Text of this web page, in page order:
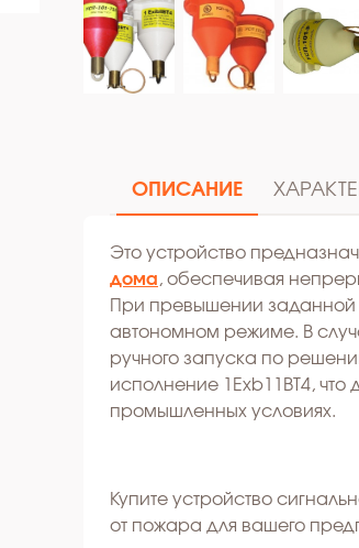
ОПИСАНИЕ
Это устройство
дома, обеспечивая
При превышении
автономном режиме. В
ручного запуска по
исполнение 1Exb11BT4,
промышленных условиях.
Купите устройство
от пожара для вашего